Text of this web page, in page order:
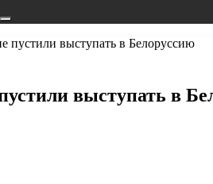
Поиск...
пустили выступать в Белоруссию
выступать в